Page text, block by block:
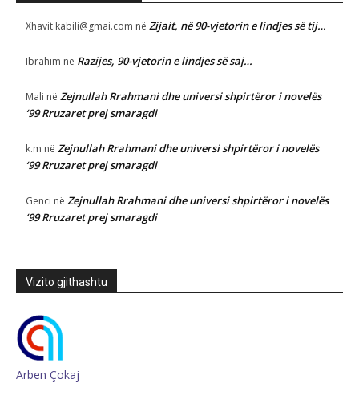
Xhavit.kabili@gmai.com në Zijait, në 90-vjetorin e lindjes së tij…
Ibrahim në Razijes, 90-vjetorin e lindjes së saj…
Mali në Zejnullah Rrahmani dhe universi shpirtëror i novelës
‘99 Rruzaret prej smaragdi
k.m në Zejnullah Rrahmani dhe universi shpirtëror i novelës
‘99 Rruzaret prej smaragdi
Genci në Zejnullah Rrahmani dhe universi shpirtëror i novelës
‘99 Rruzaret prej smaragdi
Vizito gjithashtu
Arben Çokaj